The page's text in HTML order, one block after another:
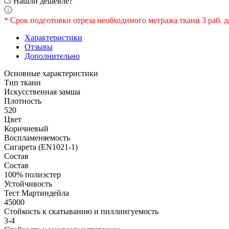
* Срок подготовки отреза необходимого метража ткани 3 раб.
Характеристики
Отзывы
Дополнительно
Основные характеристики
Тип ткани
Искусственная замша
Плотность
520
Цвет
Коричневый
Воспламеняемость
Сигарета (EN1021-1)
Состав
Состав
100% полиэстер
Устойчивость
Тест Мартиндейла
45000
Стойкость к скатыванию и пиллингуемость
3-4